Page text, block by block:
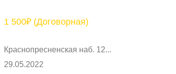
1 500₽ (Договорная)
Краснопресненская наб. 12...
29.05.2022